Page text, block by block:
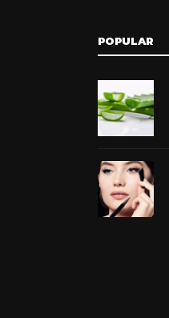
POPULAR